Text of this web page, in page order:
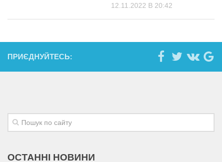
12.11.2022 В 20:42
ПРИЄДНУЙТЕСЬ:
ОСТАННІ НОВИНИ